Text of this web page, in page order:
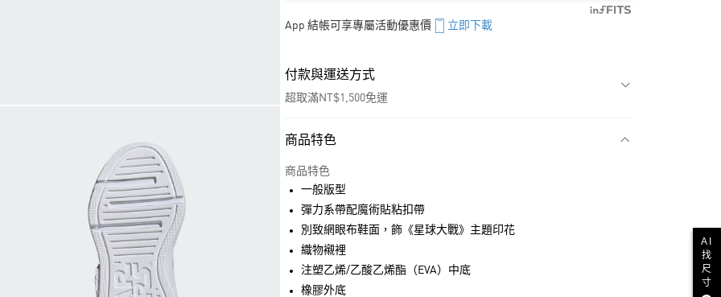
App 結帳可享專屬活動優惠價 立即下載
付款與運送方式
超取滿NT$1,500免運
付款方式
信用卡一次付款
LINE Pay
街口支付
商品特色
商品特色
一般版型
彈力系帶配魔術貼粘扣帶
別致網眼布鞋面，飾《星球大戰》主題印花
織物襯裡
注塑乙烯/乙酸乙烯酯（EVA）中底
橡膠外底
AI
找
尺
寸